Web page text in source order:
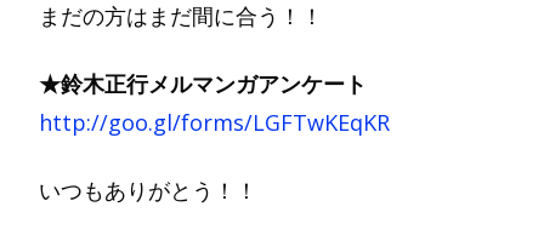
まだの方はまだ間に合う！！
★鈴木正行メルマンガアンケート
http://goo.gl/forms/LGFTwKEqKR
いつもありがとう！！